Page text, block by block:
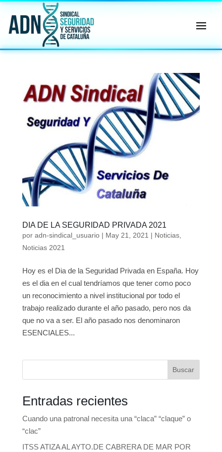
DIA DE LA SEGURIDAD PRIVADA 2021
por adn-sindical_usuario| May 21, 2021 | Noticias,
Noticias 2021
Hoy es el Dia de la Seguridad Privada en España. Hoy
es el dia en el cual tendríamos que tener como poco
un reconocimiento a nivel institucional por todo el
trabajo realizado durante el año pasado, pero nos da
que no va a ser. El año pasado nos denominaron
ESENCIALES...
Buscar
Entradas recientes
Cuando una patronal necesita una “claca” “claque” o
“clac”
ITSS ATIZA AL AYTO.DE CABRERA DE MAR POR
✖
ℹ️ Consulta General a Sede (Email)
⚖️ Dpto. Jurídico y Abogados (Email)
🤖 Dudas Rápidas del Convenio (IA)
📊 Herramienta: Tabla Salarial PDF
📄 Herramienta: Generador Plantillas
✊ Trámite: Afiliarse al Sindicato